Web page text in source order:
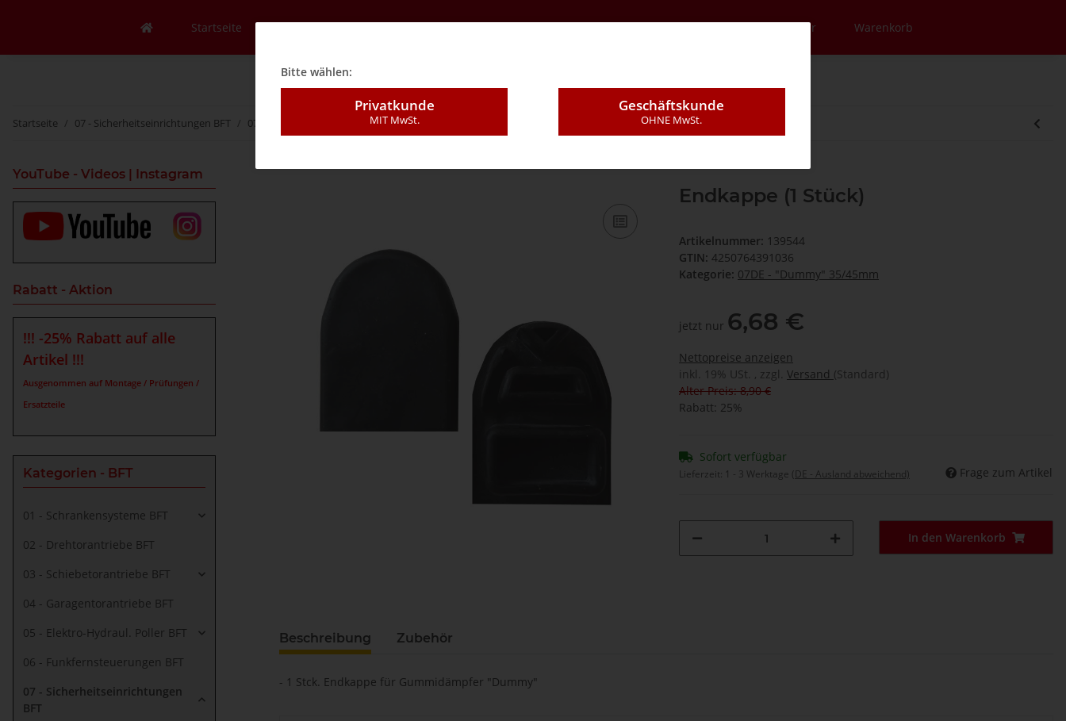
Startseite Mein Konto Kontakt Über Uns E-Mail Montageleistungen Newsletter Warenkorb
Startseite 07 - Sicherheitseinrichtungen BFT 07D - Sicherheitskontaktleisten 07DE - "Dummy" 35/45mm Endkappe (1 Stück)
Endkappe (1 Stück)
Artikelnummer: 139544
GTIN: 4250764391036
Kategorie: 07DE - "Dummy" 35/45mm
jetzt nur 6,68 €
Nettopreise anzeigen
inkl. 19% USt. , zzgl. Versand (Standard)
Alter Preis: 8,90 €
Rabatt: 25%
Sofort verfügbar
Lieferzeit: 1 - 3 Werktage (DE - Ausland abweichend) Frage zum Artikel
In den Warenkorb
Beschreibung Zubehör
- 1 Stck. Endkappe für Gummidämpfer "Dummy"
YouTube - Videos | Instagram
Rabatt - Aktion
!!! -25% Rabatt auf alle
Artikel !!!
Ausgenommen auf Montage / Prüfungen /
Ersatzteile
Kategorien - BFT
01 - Schrankensysteme BFT
02 - Drehtorantriebe BFT
03 - Schiebetorantriebe BFT
04 - Garagentorantriebe BFT
05 - Elektro-Hydraul. Poller BFT
06 - Funkfernsteuerungen BFT
07 - Sicherheitseinrichtungen
BFT
Bitte wählen:
Privatkunde
MIT MwSt.
Geschäftskunde
OHNE MwSt.